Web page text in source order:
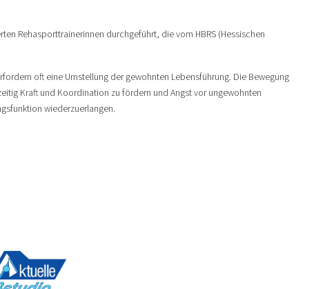
Rehasporttrainerinnen durchgeführt, die vom HBRS (Hessischen
oft eine Umstellung der gewohnten Lebensführung. Die Bewegung
Kraft und Koordination zu fördern und Angst vor ungewohnten
wiederzuerlangen.